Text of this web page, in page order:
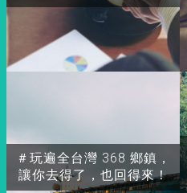
＃玩遍全台灣 368 鄉鎮，
讓你去得了，也回得來！